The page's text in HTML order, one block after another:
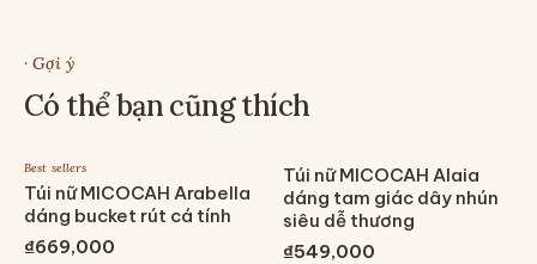
· Gợi ý
Có thể bạn cũng thích
Best sellers
Túi nữ MICOCAH Arabella
dáng bucket rút cá tính
₫669,000
Túi nữ MICOCAH Alaia
dáng tam giác dây nhún
siêu dễ thương
₫549,000